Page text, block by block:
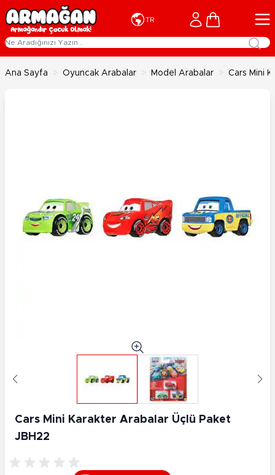
İçeriğe geç
TR Cart
Ana Sayfa > Oyuncak Arabalar > Model Arabalar > Cars Mini
Cars Mini Karakter Arabalar Üçlü Paket
JBH22